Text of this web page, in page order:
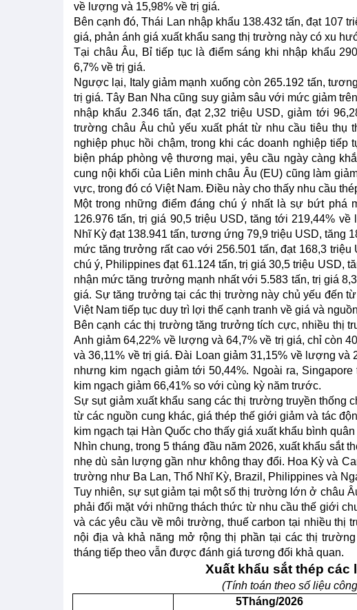
về lượng và 15,98% về trị giá.
Bên cạnh đó, Thái Lan nhập khẩu 138.432 tấn, đạt 107
giá, phản ánh giá xuất khẩu sang thị trường này có xu
Tại châu Âu, Bỉ tiếp tục là điểm sáng khi nhập khẩu
6,7% về trị giá.
Ngược lại, Italy giảm mạnh xuống còn 265.192 tấn,
trị giá. Tây Ban Nha cũng suy giảm sâu với mức giảm
nhập khẩu 2.346 tấn, đạt 2,32 triệu USD, giảm tới
trường châu Âu chủ yếu xuất phát từ nhu cầu tiêu thụ
nghiệp phục hồi chậm, trong khi các doanh nghiệp
biện pháp phòng vệ thương mại, yêu cầu ngày càng
cung nội khối của Liên minh châu Âu (EU) cũng làm
vực, trong đó có Việt Nam. Điều này cho thấy nhu cầu
Một trong những điểm đáng chú ý nhất là sự bứt phá
126.976 tấn, trị giá 90,5 triệu USD, tăng tới 219,44%
Nhĩ Kỳ đạt 138.941 tấn, tương ứng 79,9 triệu USD, tăng
mức tăng trưởng rất cao với 256.501 tấn, đạt 168,3
chú ý, Philippines đạt 61.124 tấn, trị giá 30,5 triệu USD,
nhận mức tăng trưởng mạnh nhất với 5.583 tấn, trị giá
giá. Sự tăng trưởng tại các thị trường này chủ yếu đến
Việt Nam tiếp tục duy trì lợi thế cạnh tranh về giá và
Bên cạnh các thị trường tăng trưởng tích cực, nhiều thị
Anh giảm 64,22% về lượng và 64,7% về trị giá, chỉ còn
và 36,11% về trị giá. Đài Loan giảm 31,15% về lượng
nhưng kim ngạch giảm tới 50,44%. Ngoài ra,
kim ngạch giảm 66,41% so với cùng kỳ năm trước.
Sự sụt giảm xuất khẩu sang các thị trường truyền thống
từ các nguồn cung khác, giá thép thế giới giảm và tác
kim ngạch tại Hàn Quốc cho thấy giá xuất khẩu bình
Nhìn chung, trong 5 tháng đầu năm 2026, xuất khẩu sắt
nhẹ dù sản lượng gần như không thay đổi. Hoa Kỳ và
trường như Ba Lan, Thổ Nhĩ Kỳ, Brazil, Philippines và
Tuy nhiên, sự sụt giảm tại một số thị trường lớn ở châu
phải đối mặt với những thách thức từ nhu cầu thế giới
và các yêu cầu về môi trường, thuế carbon tại nhiều thị
nội địa và khả năng mở rộng thị phần tại các thị
tháng tiếp theo vẫn được đánh giá tương đối khả quan.
Xuất khẩu sắt thép các
(Tính toán theo số liệu
5Tháng/2026